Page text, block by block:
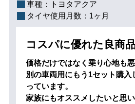
車種：
トヨタアクア
タイヤ使用月数： 1ヶ月
コスパに優れた良商
価格だけではなく乗り心地も悪
別の車両用にもう1セット購入
っています。
家族にもオススメしたいと思い